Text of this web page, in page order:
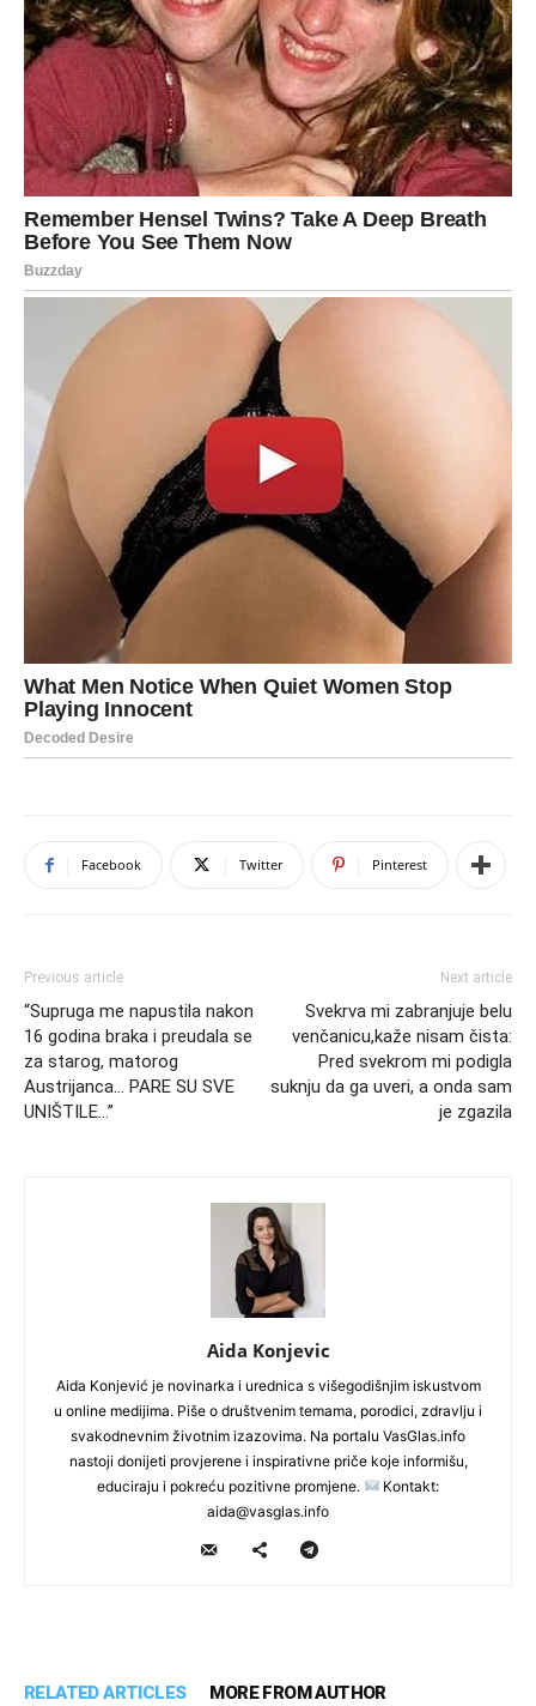
Facebook Twitter Pinterest
Previous article
“Supruga me napustila nakon
16 godina braka i preudala se
za starog, matorog
Austrijanca… PARE SU SVE
UNIŠTILE…”
Next article
Svekrva mi zabranjuje belu
venčanicu,kaže nisam čista:
Pred svekrom mi podigla
suknju da ga uveri, a onda sam
je zgazila
Aida Konjevic
Aida Konjević je novinarka i urednica s višegodišnjim iskustvom
u online medijima. Piše o društvenim temama, porodici, zdravlju i
svakodnevnim životnim izazovima. Na portalu VasGlas.info
nastoji donijeti provjerene i inspirativne priče koje informišu,
educiraju i pokreću pozitivne promjene.
Kontakt:
aida@vasglas.info
RELATED ARTICLES MORE FROM AUTHOR